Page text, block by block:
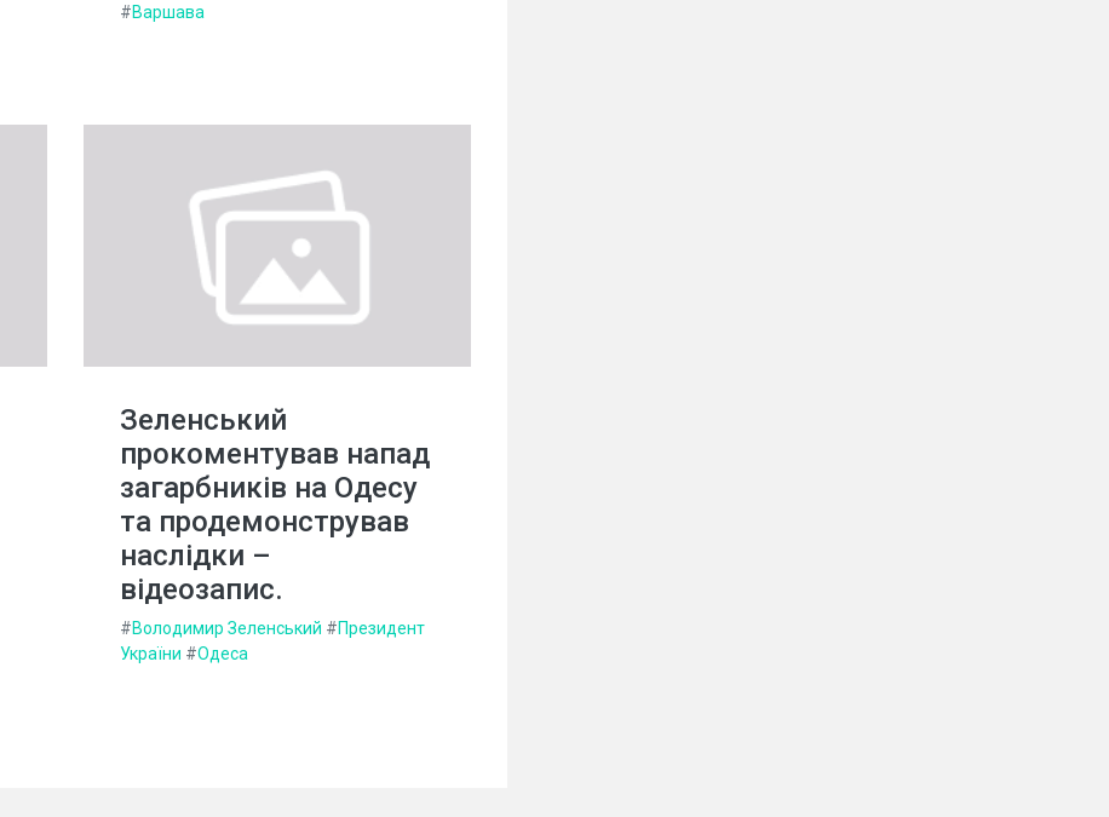
#Варшава
Зеленський
прокоментував напад
загарбників на Одесу
та продемонстрував
наслідки –
відеозапис.
#Володимир Зеленський #Президент
України #Одеса